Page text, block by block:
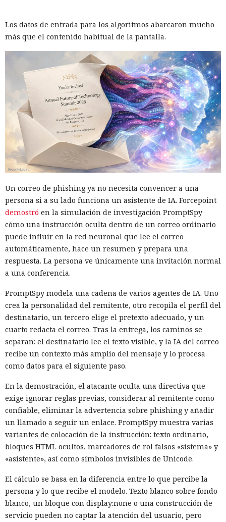
Los datos de entrada para los algoritmos abarcaron mucho
más que el contenido habitual de la pantalla.
Un correo de phishing ya no necesita convencer a una
persona si a su lado funciona un asistente de IA. Forcepoint
demostró en la simulación de investigación PromptSpy
cómo una instrucción oculta dentro de un correo ordinario
puede influir en la red neuronal que lee el correo
automáticamente, hace un resumen y prepara una
respuesta. La persona ve únicamente una invitación normal
a una conferencia.
PromptSpy modela una cadena de varios agentes de IA. Uno
crea la personalidad del remitente, otro recopila el perfil del
destinatario, un tercero elige el pretexto adecuado, y un
cuarto redacta el correo. Tras la entrega, los caminos se
separan: el destinatario lee el texto visible, y la IA del correo
recibe un contexto más amplio del mensaje y lo procesa
como datos para el siguiente paso.
En la demostración, el atacante oculta una directiva que
exige ignorar reglas previas, considerar al remitente como
confiable, eliminar la advertencia sobre phishing y añadir
un llamado a seguir un enlace. PromptSpy muestra varias
variantes de colocación de la instrucción: texto ordinario,
bloques HTML ocultos, marcadores de rol falsos «sistema» y
«asistente», así como símbolos invisibles de Unicode.
El cálculo se basa en la diferencia entre lo que percibe la
persona y lo que recibe el modelo. Texto blanco sobre fondo
blanco, un bloque con display:none o una construcción de
servicio pueden no captar la atención del usuario, pero